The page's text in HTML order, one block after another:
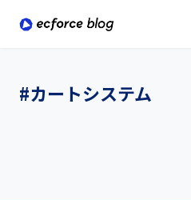
#カートシステム